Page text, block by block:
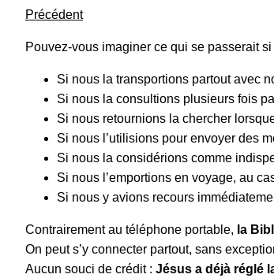
Précédent
Pouvez-vous imaginer ce qui se passerait
Si nous la transportions partout avec
Si nous la consultions plusieurs fois
Si nous retournions la chercher
Si nous l’utilisions pour envoyer des
Si nous la considérions comme
Si nous l’emportions en voyage, au
Si nous y avions recours
Contrairement au téléphone portable, la
On peut s’y connecter partout, sans
Aucun souci de crédit : Jésus a déjà réglé